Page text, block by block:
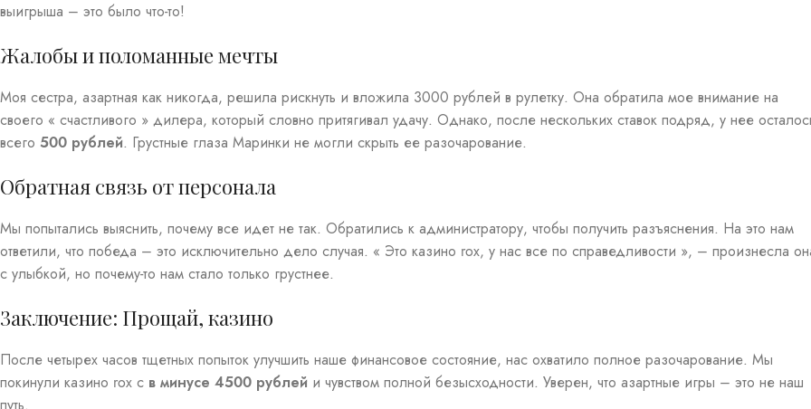
выигрыша – это было что-то!
Жалобы и поломанные мечты
Моя сестра, азартная как никогда, решила рискнуть и вложила 3000 рублей в рулетку. Она обратила мое внимание на
своего « счастливого » дилера, который словно притягивал удачу. Однако, после нескольких ставок подряд, у нее
всего 500 рублей. Грустные глаза Маринки не могли скрыть ее разочарование.
Обратная связь от персонала
Мы попытались выяснить, почему все идет не так. Обратились к администратору, чтобы получить разъяснения. На это нам
ответили, что победа – это исключительно дело случая. « Это казино rox, у нас все по справедливости », – произнесла
с улыбкой, но почему-то нам стало только грустнее.
Заключение: Прощай, казино
После четырех часов тщетных попыток улучшить наше финансовое состояние, нас охватило полное разочарование. Мы
покинули казино rox с в минусе 4500 рублей и чувством полной безысходности. Уверен, что азартные игры – это не наш